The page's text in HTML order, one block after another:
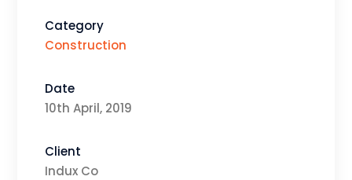
Category
Construction
Date
10th April, 2019
Client
Indux Co